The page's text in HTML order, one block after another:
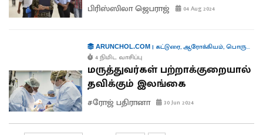
பிரிஸ்ஸிலா ஜெபராஜ் 04 Aug 2024
ARUNCHOL.COM| கட்டுரை,ஆரோக்கியம்,பொருளாதாரம்
4 நிமிட வாசிப்பு
மருத்துவர்கள் பற்றாக்குறையால்
தவிக்கும் இலங்கை
சரோஜ் பதிரானா 30 Jun 2024